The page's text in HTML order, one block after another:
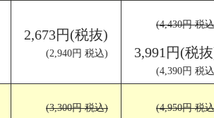
2,673円(税抜)
(2,940円 税込)
(4,430円 税
3,991円(税
(4,390円 税
(3,300円 税込) (4,950円 税